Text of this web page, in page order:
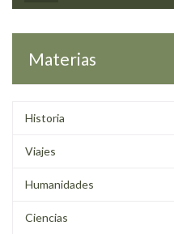
Materias
Historia
Viajes
Humanidades
Ciencias